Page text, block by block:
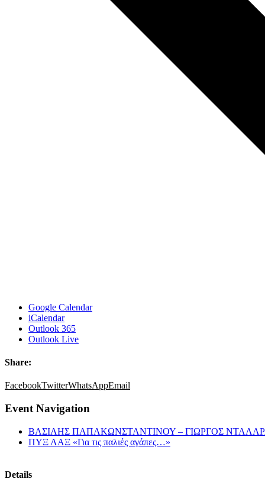
Google Calendar
iCalendar
Outlook 365
Outlook Live
Share:
FacebookTwitterWhatsAppEmail
Event Navigation
ΒΑΣΙΛΗΣ ΠΑΠΑΚΩΝΣΤΑΝΤΙΝΟΥ – ΓΙΩΡΓΟΣ
ΠΥΞ ΛΑΞ «Για τις παλιές αγάπες…»
Details